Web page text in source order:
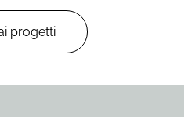
progetti